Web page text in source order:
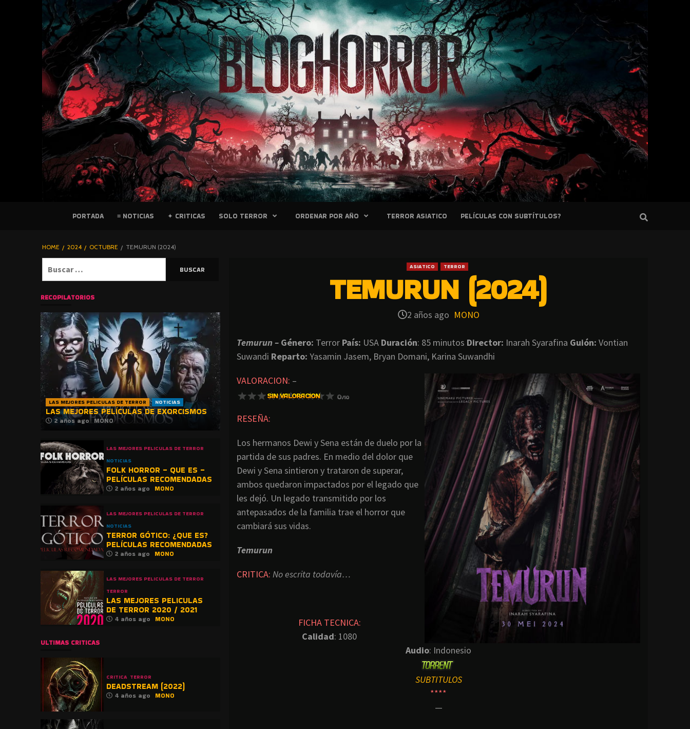
PELICULAS
BLOGHORROR
⋆
PORTADA ≡ NOTICIAS ✦ CRITICAS SOLO TERROR ORDENAR POR AÑO TERROR ASIATICO PELÍCULAS CON SUBTÍTULOS?
HOME 2024 OCTUBRE TEMURUN (2024)
ASIATICO TERROR
TEMURUN (2024)
2 años ago MONO
Temurun – Género: Terror País: USA Duración: 85 minutos Director: Inarah Syarafina Guión: Vontian
Suwandi Reparto: Yasamin Jasem, Bryan Domani, Karina Suwandhi
VALORACION: –
RESEÑA:
Los hermanos Dewi y Sena están de duelo por la
partida de sus padres. En medio del dolor que
Dewi y Sena sintieron y trataron de superar,
ambos quedaron impactados por el legado que
les dejó. Un legado transmitido por los
antepasados ​​de la familia trae el horror que
cambiará sus vidas.
Temurun
CRITICA: No escrita todavía…
FICHA TECNICA:
Calidad: 1080
Audio: Indonesio
SUBTITULOS
****
—
RECOPILATORIOS
LAS MEJORES PELICULAS DE TERROR NOTICIAS
LAS MEJORES PELÍCULAS DE EXORCISMOS
2 años ago MONO
LAS MEJORES PELICULAS DE TERROR
NOTICIAS
FOLK HORROR – QUE ES –
PELÍCULAS RECOMENDADAS
2 años ago MONO
LAS MEJORES PELICULAS DE TERROR
NOTICIAS
TERROR GÓTICO: ¿QUE ES?
PELÍCULAS RECOMENDADAS
2 años ago MONO
LAS MEJORES PELICULAS DE TERROR
TERROR
LAS MEJORES PELICULAS
DE TERROR 2020 / 2021
4 años ago MONO
ULTIMAS CRITICAS
CRITICA TERROR
DEADSTREAM (2022)
4 años ago MONO